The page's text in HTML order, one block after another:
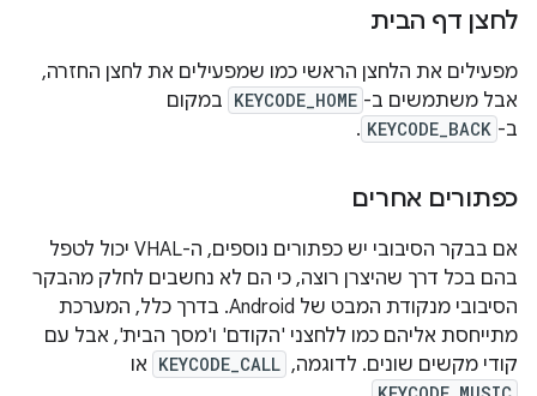
לחצן דף הבית
מפעילים את הלחצן הראשי כמו שמפעילים את לחצן החזרה,
אבל משתמשים ב- KEYCODE_HOME במקום
ב- KEYCODE_BACK
.
כפתורים אחרים
אם בבקר הסיבובי יש כפתורים נוספים, ה-VHAL יכול לטפל
בהם בכל דרך שהיצרן רוצה, כי הם לא נחשבים לחלק מהבקר
הסיבובי מנקודת המבט של Android. בדרך כלל, המערכת
מתייחסת אליהם כמו ללחצני 'הקודם' ו'מסך הבית', אבל עם
קודי מקשים שונים. לדוגמה, KEYCODE_CALL או